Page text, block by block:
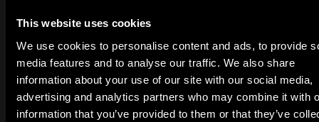
This website uses cookies
We use cookies to personalise content and ads, to provide
media features and to analyse our traffic. We also share
information about your use of our site with our social media,
advertising and analytics partners who may combine it with
information that you’ve provided to them or that they’ve